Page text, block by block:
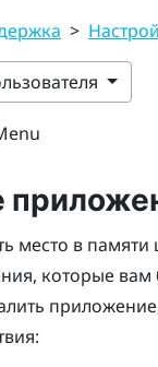
>
место в
которые